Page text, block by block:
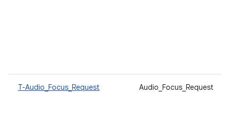
Audio_Focus_Request
T-Audio_Focus_Request